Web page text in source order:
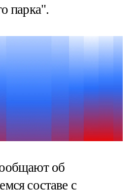
парка".
об
составе с